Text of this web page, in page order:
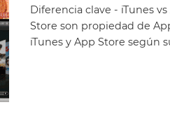
Diferencia clave - iTunes
Store son propiedad de
iTunes y App Store según